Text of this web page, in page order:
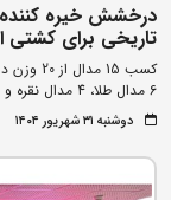
درخشش خیره کننده
تاریخی برای کشتی
کسب 15 مدال از 20 وزن دستاوردی بزرگ برای ورزش ایران
6 مدال طلا، 4 مدال نقره و 5 مدال برنز تقدیم به ملت شریف ایران
دوشنبه ۳۱ شهریور ۱۴۰۴